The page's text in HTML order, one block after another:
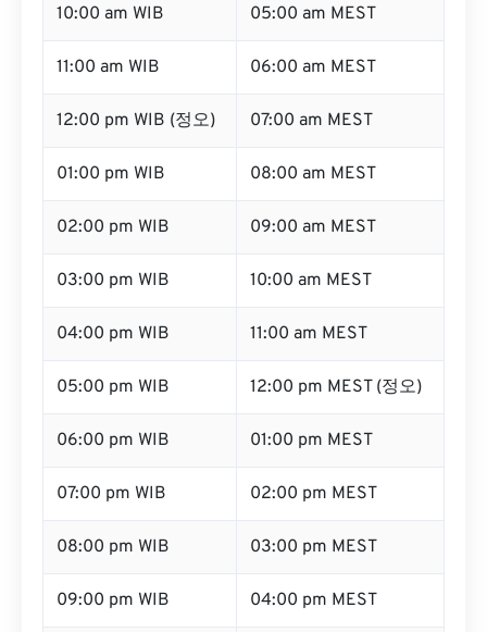
10:00 am WIB 05:00 am MEST
11:00 am WIB 06:00 am MEST
12:00 pm WIB (정오) 07:00 am MEST
01:00 pm WIB 08:00 am MEST
02:00 pm WIB 09:00 am MEST
03:00 pm WIB 10:00 am MEST
04:00 pm WIB 11:00 am MEST
05:00 pm WIB 12:00 pm MEST (정오)
06:00 pm WIB 01:00 pm MEST
07:00 pm WIB 02:00 pm MEST
08:00 pm WIB 03:00 pm MEST
09:00 pm WIB 04:00 pm MEST